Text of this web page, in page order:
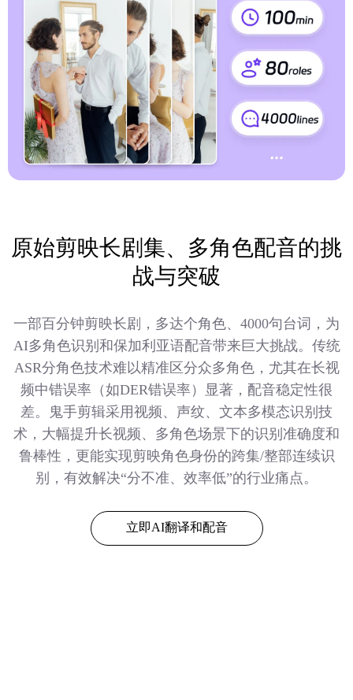
原始剪映长剧集、多角色配音的挑
战与突破
一部百分钟剪映长剧，多达个角色、4000句台词，为
AI多角色识别和保加利亚语配音带来巨大挑战。传统
ASR分角色技术难以精准区分众多角色，尤其在长视
频中错误率（如DER错误率）显著，配音稳定性很
差。鬼手剪辑采用视频、声纹、文本多模态识别技
术，大幅提升长视频、多角色场景下的识别准确度和
鲁棒性，更能实现剪映角色身份的跨集/整部连续识
别，有效解决“分不准、效率低”的行业痛点。
立即AI翻译和配音